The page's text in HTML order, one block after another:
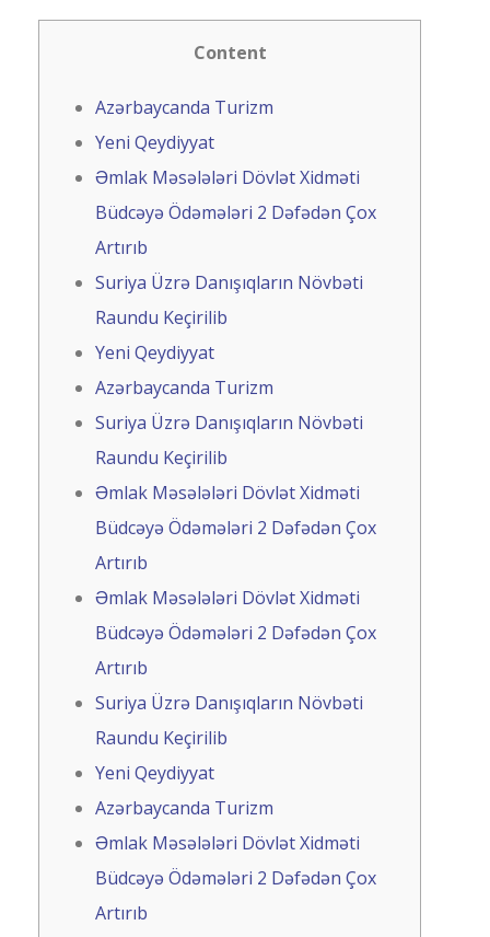
Content
Azərbaycanda Turizm
Yeni Qeydiyyat
Əmlak Məsələləri Dövlət Xidməti
Büdcəyə Ödəmələri 2 Dəfədən Çox
Artırıb
Suriya Üzrə Danışıqların Növbəti
Raundu Keçirilib
Yeni Qeydiyyat
Azərbaycanda Turizm
Suriya Üzrə Danışıqların Növbəti
Raundu Keçirilib
Əmlak Məsələləri Dövlət Xidməti
Büdcəyə Ödəmələri 2 Dəfədən Çox
Artırıb
Əmlak Məsələləri Dövlət Xidməti
Büdcəyə Ödəmələri 2 Dəfədən Çox
Artırıb
Suriya Üzrə Danışıqların Növbəti
Raundu Keçirilib
Yeni Qeydiyyat
Azərbaycanda Turizm
Əmlak Məsələləri Dövlət Xidməti
Büdcəyə Ödəmələri 2 Dəfədən Çox
Artırıb